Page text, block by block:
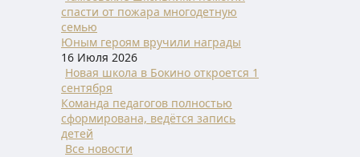
спасти от пожара многодетную
семью
Юным героям вручили награды
16 Июля 2026
Новая школа в Бокино откроется 1
сентября
Команда педагогов полностью
сформирована, ведётся запись
детей
Все новости